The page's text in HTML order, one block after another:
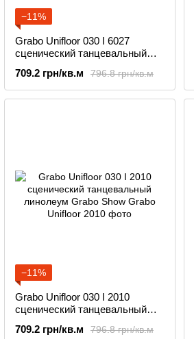
−11%
Grabo Unifloor 030 I 6027
сценический танцевальный
796.8 грн/кв.м
709.2 грн/кв.м
−11%
Grabo Unifloor 030 I 2010
сценический танцевальный
796.8 грн/кв.м
709.2 грн/кв.м